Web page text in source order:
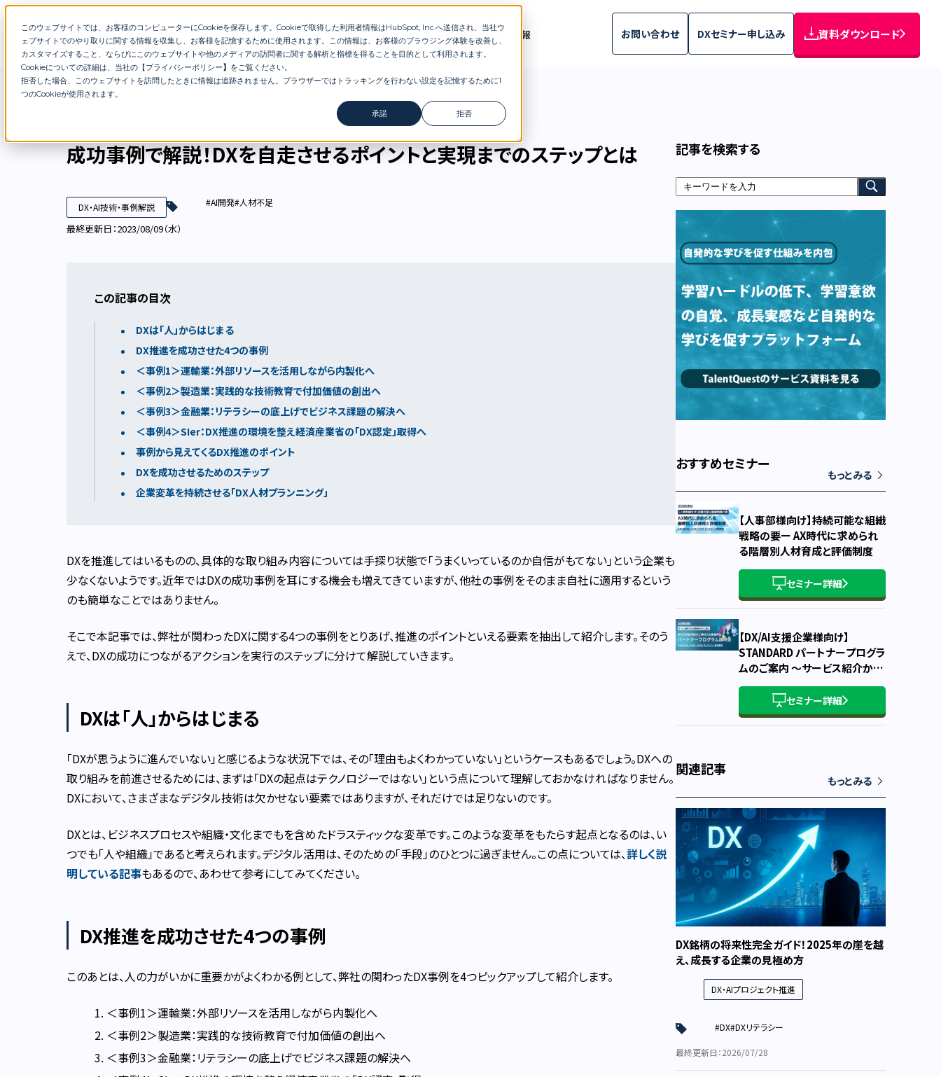
このウェブサイトでは、お客様のコンピューターにCookieを保存します。Cookieで取得した利用者情報はHubSpot, Inc.へ送信され、当社ウ
ェブサイトでのやり取りに関する情報を収集し、お客様を記憶するために使用されます。この情報は、お客様のブラウジング体験を改善し、
カスタマイズすること、ならびにこのウェブサイトや他のメディアの訪問者に関する解析と指標を得ることを目的として利用されます。
Cookieについての詳細は、当社の【プライバシーポリシー】 をご覧ください。
拒否した場合、このウェブサイトを訪問したときに情報は追跡されません。ブラウザーではトラッキングを行わない設定を記憶するために1
つのCookieが使用されます。
承諾
拒否
特徴サービス在籍コンサルタント導入事例 ブログ会社概要ニュース採用情報 お問い合わせ DXセミナー申し込み 資料ダウンロード
DXブログ 成功事例で解説！DXを自走させるポイントと実現までのステップとは
成功事例で解説！DXを自走させるポイントと実現までのステップとは
DX・AI技術・事例解説 #AI開発#人材不足
最終更新日：2023/08/09（水）
この記事の目次
DXは「人」からはじまる
DX推進を成功させた4つの事例
＜事例1＞運輸業：外部リソースを活用しながら内製化へ
＜事例2＞製造業：実践的な技術教育で付加価値の創出へ
＜事例3＞金融業：リテラシーの底上げでビジネス課題の解決へ
＜事例4＞SIer：DX推進の環境を整え経済産業省の「DX認定」取得へ
事例から見えてくるDX推進のポイント
DXを成功させるためのステップ
企業変革を持続させる「DX人材プランニング」
DXを推進してはいるものの、具体的な取り組み内容については手探り状態で「うまくいっているのか自信がもてない」という企業も
少なくないようです。近年ではDXの成功事例を耳にする機会も増えてきていますが、他社の事例をそのまま自社に適用するという
のも簡単なことではありません。
そこで本記事では、弊社が関わったDXに関する4つの事例をとりあげ、推進のポイントといえる要素を抽出して紹介します。そのう
えで、DXの成功につながるアクションを実行のステップに分けて解説していきます。
DXは「人」からはじまる
「DXが思うように進んでいない」と感じるような状況下では、その「理由もよくわかっていない」というケースもあるでしょう。DXへの
取り組みを前進させるためには、まずは「DXの起点はテクノロジーではない」という点について理解しておかなければなりません。
DXにおいて、さまざまなデジタル技術は欠かせない要素ではありますが、それだけでは足りないのです。
DXとは、ビジネスプロセスや組織・文化までもを含めたドラスティックな変革です。このような変革をもたらす起点となるのは、い
つでも「人や組織」であると考えられます。デジタル活用は、そのための「手段」のひとつに過ぎません。この点については、詳しく説
明している記事もあるので、あわせて参考にしてみてください。
DX推進を成功させた4つの事例
このあとは、人の力がいかに重要かがよくわかる例として、弊社の関わったDX事例を4つピックアップして紹介します。
＜事例1＞運輸業：外部リソースを活用しながら内製化へ
＜事例2＞製造業：実践的な技術教育で付加価値の創出へ
＜事例3＞金融業：リテラシーの底上げでビジネス課題の解決へ
記事を検索する
おすすめセミナー
もっとみる
【人事部様向け】持続可能な組織
戦略の要ー AX時代に求められ
る階層別人材育成と評価制度
セミナー詳細
【DX/AI支援企業様向け】
STANDARD パートナープログラ
ムのご案内 ～サービス紹介か
ら、概要・主要条件・お申込み方
法まで～ セミナー詳細
関連記事
もっとみる
DX銘柄の将来性完全ガイド！2025年の崖を越
え、成長する企業の見極め方
DX・AIプロジェクト推進
#DX#DXリテラシー
最終更新日：2026/07/28